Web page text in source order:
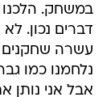
במשחק.
דברים נכון.
עשרה שחקנים
נלחמנו כמו
אבל אני נותן